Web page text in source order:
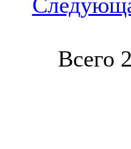
Всего